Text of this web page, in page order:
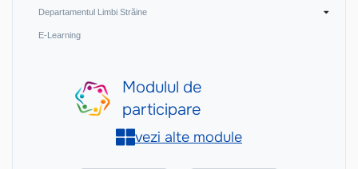
Departamentul Limbi Străine
E-Learning